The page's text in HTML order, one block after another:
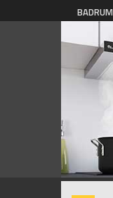
Hoppa till huvudinnehåll
BADRUM